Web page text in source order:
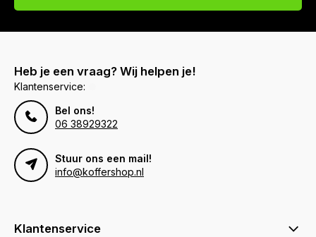
Heb je een vraag? Wij helpen je!
Klantenservice:
Bel ons!
06 38929322
Stuur ons een mail!
info@koffershop.nl
Klantenservice